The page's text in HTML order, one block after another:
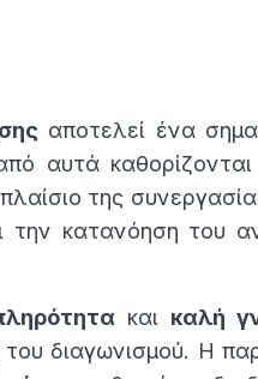
αποτελεί ένα
αυτά καθορίζονται
πλαίσιο της
κατανόηση του
και καλή
διαγωνισμού. Η